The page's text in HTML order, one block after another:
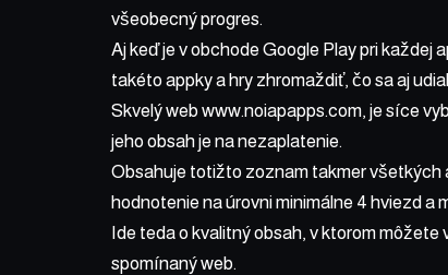
všeobecný progres.
Aj keď je v obchode Google Play pri každej
takéto appky a hry zhromaždiť, čo sa aj
Skvelý webwww.noiapapps.com, je síce
jeho obsah je na nezaplatenie.
Obsahuje totižto zoznam takmer všetkých
hodnotenie na úrovni minimálne 4 hviezd a
Ide teda o kvalitný obsah, v ktorom
spomínaný web.